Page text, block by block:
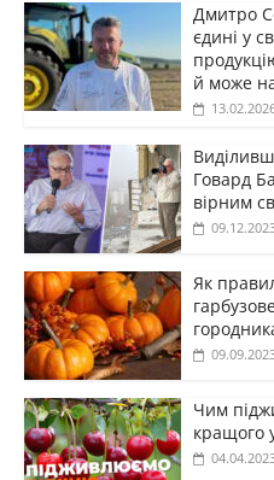
Дмитро
єдині у
й може
Говард
вірним
Як
Чим
кращого